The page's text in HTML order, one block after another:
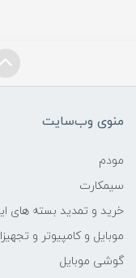
منوی وب‌سایت
مودم
سیمکارت
خرید و تمدید بسته های
موبایل و کامپیوتر و
گوشی موبایل